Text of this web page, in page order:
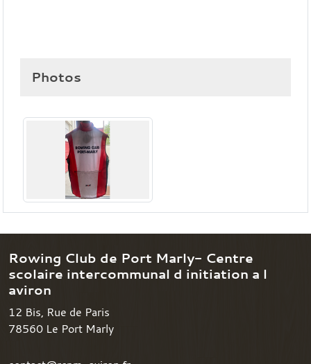
Photos
Rowing Club de Port Marly- Centre
scolaire intercommunal d initiation a l
aviron
12 Bis, Rue de Paris
78560 Le Port Marly